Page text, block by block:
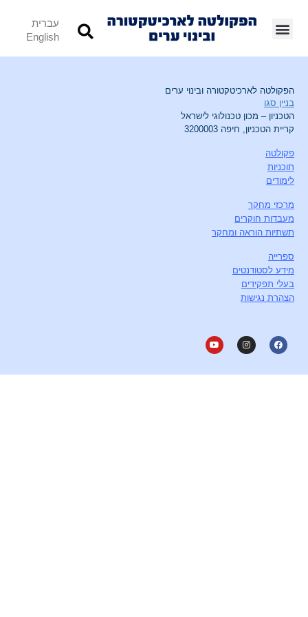
עברית
English
הפקולטה לארכיטקטורה ובינוי ערים
בניין סגו
הטכניון – מכון טכנולוגי לישראל
קריית הטכניון, חיפה 3200003
פקולטה
תוכניות
לימודים
מרכזי מחקר
מעבדות חוקרים
תשתיות הוראה ומחקר
ספרייה
מידע לסטודנטים
בעלי תפקידים
הצהרת נגישות